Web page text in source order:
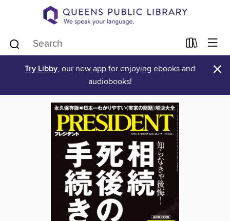
Try Libby, our new app for enjoying ebooks and
audiobooks!
×